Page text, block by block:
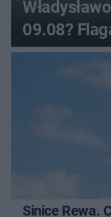
09.08?
Sinice Rewa.